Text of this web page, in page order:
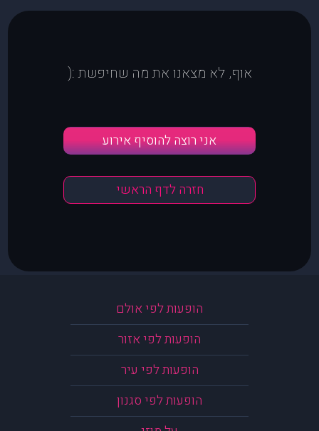
אוף, לא מצאנו את מה שחיפשת :(
אני רוצה להוסיף אירוע
חזרה לדף הראשי
הופעות לפי אולם
הופעות לפי אזור
הופעות לפי עיר
הופעות לפי סגנון